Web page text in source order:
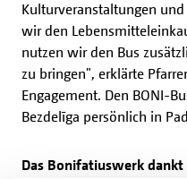
Kulturveranstaltungen
wir den
nutzen wir den Bus
zu bringen", erklärte
Engagement. Den BONI-
Bezdelīga persönlich in
Das Bonifatiuswerk